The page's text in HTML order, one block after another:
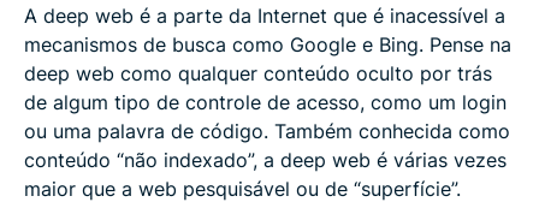
A deep web é a parte da Internet que é inacessível a
mecanismos de busca como Google e Bing. Pense na
deep web como qualquer conteúdo oculto por trás
de algum tipo de controle de acesso, como um login
ou uma palavra de código. Também conhecida como
conteúdo “não indexado”, a deep web é várias vezes
maior que a web pesquisável ou de “superfície”.